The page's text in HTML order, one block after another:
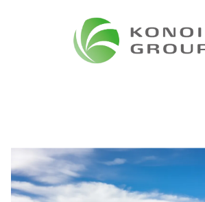
Đây là loại container mang lại tính cơ
Các loại container nhà vệ